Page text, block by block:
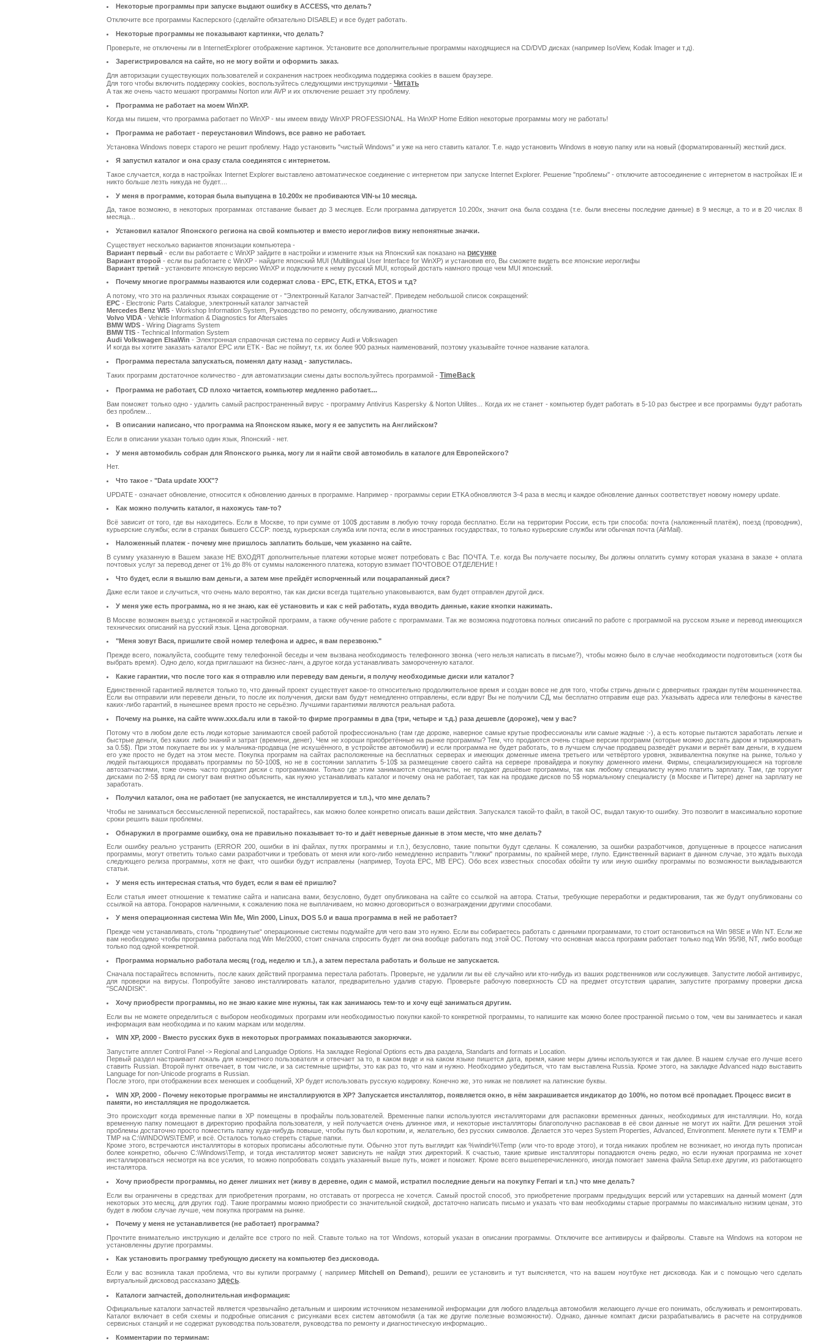
Некоторые программы при запуске выдают ошибку в ACCESS, что делать?
Отключите все программы Касперского (сделайте обязательно DISABLE) и все будет работать.
Некоторые программы не показывают картинки, что делать?
Проверьте, не отключены ли в InternetExplorer отображение картинок. Установите все дополнительные программы находящиеся на CD/DVD дисках (например IsoView, Kodak Imager и т.д).
Зарегистрировался на сайте, но не могу войти и оформить заказ.
Для авторизации существующих пользователей и сохранения настроек необходима поддержка cookies в вашем браузере.
Для того чтобы включить поддержку cookies, воспользуйтесь следующими инструкциями - Читать
А так же очень часто мешают программы Norton или AVP и их отключение решает эту проблему.
Программа не работает на моем WinXP.
Когда мы пишем, что программа работает по WinXP - мы имеем ввиду WinXP PROFESSIONAL. На WinXP Home Edition некоторые программы могу не работать!
Программа не работает - переустановил Windows, все равно не работает.
Установка Windows поверх старого не решит проблему. Надо установить "чистый Windows" и уже на него ставить каталог. Т.е. надо установить Windows в новую папку или на новый (форматированный) жесткий диск.
Я запустил каталог и она сразу стала соединятся с интернетом.
Такое случается, когда в настройках Internet Explorer выставлено автоматическое соединение с интернетом при запуске Internet Explorer. Решение "проблемы" - отключите автосоединение с интернетом в настройках IE и
никто больше лезть никуда не будет....
У меня в программе, которая была выпущена в 10.200x не пробиваются VIN-ы 10 месяца.
Да, такое возможно, в некоторых программах отставание бывает до 3 месяцев. Если программа датируется 10.200x, значит она была создана (т.е. были внесены последние данные) в 9 месяце, а то и в 20 числах 8
месяца...
Установил каталог Японского региона на свой компьютер и вместо иероглифов вижу непонятные значки.
Существует несколько вариантов японизации компьютера -
Вариант первый - если вы работаете с WinXP зайдите в настройки и измените язык на Японский как показано на рисунке
Вариант второй - если вы работаете с WinXP - найдите японский MUI (Multilingual User Interface for WinXP) и установив его, Вы сможете видеть все японские иероглифы
Вариант третий - установите японскую версию WinXP и подключите к нему русский MUI, который достать намного проще чем MUI японский.
Почему многие программы назваются или содержат слова - EPC, ETK, ETKA, ETOS и т.д?
А потому, что это на различных языках сокращение от - "Электронный Каталог Запчастей". Приведем небольшой список сокращений:
EPC - Electronic Parts Catalogue, электронный каталог запчастей
Mercedes Benz WIS - Workshop Information System, Руководство по ремонту, обслуживанию, диагностике
Volvo VIDA - Vehicle Information & Diagnostics for Aftersales
BMW WDS - Wiring Diagrams System
BMW TIS - Technical Information System
Audi Volkswagen ElsaWin - Электронная справочная система по сервису Audi и Volkswagen
И когда вы хотите заказать каталог EPC или ETK - Вас не поймут, т.к. их более 900 разных наименований, поэтому указывайте точное название каталога.
Программа перестала запускаться, поменял дату назад - запустилась.
Таких программ достаточное количество - для автоматизации смены даты воспользуйтесь программой - TimeBack
Программа не работает, CD плохо читается, компьютер медленно работает....
Вам поможет только одно - удалить самый распространенный вирус - программу Antivirus Kaspersky & Norton Utilites... Когда их не станет - компьютер будет работать в 5-10 раз быстрее и все программы будут работать
без проблем...
В описании написано, что программа на Японском языке, могу я ее запустить на Английском?
Если в описании указан только один язык, Японский - нет.
У меня автомобиль собран для Японского рынка, могу ли я найти свой автомобиль в каталоге для Европейского?
Нет.
Что такое - "Data update XXX"?
UPDATE - означает обновление, относится к обновлению данных в программе. Например - программы серии ETKA обновляются 3-4 раза в месяц и каждое обновление данных соответствует новому номеру update.
Как можно получить каталог, я нахожусь там-то?
Всё зависит от того, где вы находитесь. Если в Москве, то при сумме от 100$ доставим в любую точку города бесплатно. Если на территории России, есть три способа: почта (наложенный платёж), поезд (проводник),
курьерские службы; если в странах бывшего СССР: поезд, курьерская служба или почта; если в иностранных государствах, то только курьерские службы или обычная почта (AirMail).
Наложенный платеж - почему мне пришлось заплатить больше, чем указанно на сайте.
В сумму указанную в Вашем заказе НЕ ВХОДЯТ дополнительные платежи которые может потребовать с Вас ПОЧТА. Т.е. когда Вы получаете посылку, Вы должны оплатить сумму которая указана в заказе + оплата
почтовых услуг за перевод денег от 1% до 8% от суммы наложенного платежа, которую взимает ПОЧТОВОЕ ОТДЕЛЕНИЕ !
Что будет, если я вышлю вам деньги, а затем мне прейдёт испорченный или поцарапанный диск?
Даже если такое и случиться, что очень мало вероятно, так как диски всегда тщательно упаковываются, вам будет отправлен другой диск.
У меня уже есть программа, но я не знаю, как её установить и как с ней работать, куда вводить данные, какие кнопки нажимать.
В Москве возможен выезд с установкой и настройкой программ, а также обучение работе с программами. Так же возможна подготовка полных описаний по работе с программой на русском языке и перевод имеющихся
технических описаний на русский язык. Цена договорная.
"Меня зовут Вася, пришлите свой номер телефона и адрес, я вам перезвоню."
Прежде всего, пожалуйста, сообщите тему телефонной беседы и чем вызвана необходимость телефонного звонка (чего нельзя написать в письме?), чтобы можно было в случае необходимости подготовиться (хотя бы
выбрать время). Одно дело, когда приглашают на бизнес-ланч, а другое когда устанавливать замороченную каталог.
Какие гарантии, что после того как я отправлю или переведу вам деньги, я получу необходимые диски или каталог?
Единственной гарантией является только то, что данный проект существует какое-то относительно продолжительное время и создан вовсе не для того, чтобы стричь деньги с доверчивых граждан путём мошенничества.
Если вы отправили или перевели деньги, то после их получения, диски вам будут немедленно отправлены, если вдруг Вы не получили СД, мы бесплатно отправим еще раз. Указывать адреса или телефоны в качестве
каких-либо гарантий, в нынешнее время просто не серьёзно. Лучшими гарантиями являются реальная работа.
Почему на рынке, на сайте www.xxx.da.ru или в такой-то фирме программы в два (три, четыре и т.д.) раза дешевле (дороже), чем у вас?
Потому что в любом деле есть люди которые занимаются своей работой профессионально (там где дороже, наверное самые крутые профессионалы или самые жадные :-), а есть которые пытаются заработать легкие и
быстрые деньги, без каких либо знаний и затрат (времени, денег). Чем не хороши приобретённые на рынке программы? Тем, что продаются очень старые версии программ (которые можно достать даром и тиражировать
за 0.5$). При этом покупаете вы их у мальчика-продавца (не искушённого, в устройстве автомобиля) и если программа не будет работать, то в лучшем случае продавец разведёт руками и вернёт вам деньги, в худшем
его уже просто не будет на этом месте. Покупка программ на сайтах расположенные на бесплатных серверах и имеющих доменные имена третьего или четвёртого уровня, эквивалентна покупке на рынке, только у
людей пытающихся продавать программы по 50-100$, но не в состоянии заплатить 5-10$ за размещение своего сайта на сервере провайдера и покупку доменного имени. Фирмы, специализирующиеся на торговле
автозапчастями, тоже очень часто продают диски с программами. Только где этим занимаются специалисты, не продают дешёвые программы, так как любому специалисту нужно платить зарплату. Там, где торгуют
дисками по 2-5$ вряд ли смогут вам внятно объяснить, как нужно устанавливать каталог и почему она не работает, так как на продаже дисков по 5$ нормальному специалисту (в Москве и Питере) денег на зарплату не
заработать.
Получил каталог, она не работает (не запускается, не инсталлируется и т.п.), что мне делать?
Чтобы не заниматься бессмысленной перепиской, постарайтесь, как можно более конкретно описать ваши действия. Запускался такой-то файл, в такой ОС, выдал такую-то ошибку. Это позволит в максимально короткие
сроки решить ваши проблемы.
Обнаружил в программе ошибку, она не правильно показывает то-то и даёт неверные данные в этом месте, что мне делать?
Если ошибку реально устранить (ERROR 200, ошибки в ini файлах, путях программы и т.п.), безусловно, такие попытки будут сделаны. К сожалению, за ошибки разработчиков, допущенные в процессе написания
программы, могут ответить только сами разработчики и требовать от меня или кого-либо немедленно исправить "глюки" программы, по крайней мере, глупо. Единственный вариант в данном случае, это ждать выхода
следующего релиза программы, хотя не факт, что ошибки будут исправлены (например, Toyota EPC, MB EPC). Обо всех известных способах обойти ту или иную ошибку программы по возможности выкладываются
статьи.
У меня есть интересная статья, что будет, если я вам её пришлю?
Если статья имеет отношение к тематике сайта и написана вами, безусловно, будет опубликована на сайте со ссылкой на автора. Статьи, требующие переработки и редактирования, так же будут опубликованы со
ссылкой на автора. Гонораров наличными, к сожалению пока не выплачиваем, но можно договориться о вознаграждении другими способами.
У меня операционная система Win Me, Win 2000, Linux, DOS 5.0 и ваша программа в ней не работает?
Прежде чем устанавливать, столь “продвинутые“ операционные системы подумайте для чего вам это нужно. Если вы собираетесь работать с данными программами, то стоит остановиться на Win 98SE и Win NT. Если же
вам необходимо чтобы программа работала под Win Me/2000, стоит сначала спросить будет ли она вообще работать под этой ОС. Потому что основная масса программ работает только под Win 95/98, NT, либо вообще
только под одной конкретной.
Программа нормально работала месяц (год, неделю и т.п.), а затем перестала работать и больше не запускается.
Сначала постарайтесь вспомнить, после каких действий программа перестала работать. Проверьте, не удалили ли вы её случайно или кто-нибудь из ваших родственников или сослуживцев. Запустите любой антивирус,
для проверки на вирусы. Попробуйте заново инсталлировать каталог, предварительно удалив старую. Проверьте рабочую поверхность CD на предмет отсутствия царапин, запустите программу проверки диска
"SCANDISK".
Хочу приобрести программы, но не знаю какие мне нужны, так как занимаюсь тем-то и хочу ещё заниматься другим.
Если вы не можете определиться с выбором необходимых программ или необходимостью покупки какой-то конкретной программы, то напишите как можно более пространной письмо о том, чем вы занимаетесь и какая
информация вам необходима и по каким маркам или моделям.
WIN XP, 2000 - Вместо русских букв в некоторых программах показываются закорючки.
Запустите апплет Control Panel -> Regional and Languadge Options. На закладке Regional Options есть два раздела, Standarts and formats и Location.
Первый раздел настраивает локаль для конкретного пользователя и отвечает за то, в каком виде и на каком языке пишется дата, время, какие меры длины используются и так далее. В нашем случае его лучше всего
ставить Russian. Второй пункт отвечает, в том числе, и за системные шрифты, это как раз то, что нам и нужно. Необходимо убедиться, что там выставлена Russia. Кроме этого, на закладке Advanced надо выставить
Language for non-Unicode programs в Russian.
После этого, при отображении всех менюшек и сообщений, XP будет использовать русскую кодировку. Конечно же, это никак не повлияет на латинские буквы.
WIN XP, 2000 - Почему некоторые программы не инсталлируются в XP? Запускается инсталлятор, появляется окно, в нём закрашивается индикатор до 100%, но потом всё пропадает. Процесс висит в
памяти, но инсталляция не продолжается.
Это происходит когда временные папки в XP помещены в профайлы пользователей. Временные папки используются инсталляторами для распаковки временных данных, необходимых для инсталляции. Но, когда
временную папку помещают в директорию профайла пользователя, у ней получается очень длинное имя, и некоторые инсталляторы благополучно распаковав в её свои данные не могут их найти. Для решения этой
проблемы достаточно просто поместить папку куда-нибудь повыше, чтобы путь был коротким, и, желательно, без русских символов. Делается это через System Properties, Advanced, Environment. Меняете пути к TEMP и
TMP на C:\WINDOWS\TEMP, и всё. Осталось только стереть старые папки.
Кроме этого, встречаются инсталляторы в которых прописаны абсолютные пути. Обычно этот путь выглядит как %windir%\Temp (или что-то вроде этого), и тогда никаких проблем не возникает, но иногда путь прописан
более конкретно, обычно C:\Windows\Temp, и тогда инсталлятор может зависнуть не найдя этих директорий. К счастью, такие кривые инсталляторы попадаются очень редко, но если нужная программа не хочет
инсталлироваться несмотря на все усилия, то можно попробовать создать указанный выше путь, может и поможет. Кроме всего вышеперечисленного, иногда помогает замена файла Setup.exe другим, из работающего
инсталятора.
Хочу приобрести программы, но денег лишних нет (живу в деревне, один с мамой, истратил последние деньги на покупку Ferrari и т.п.) что мне делать?
Если вы ограничены в средствах для приобретения программ, но отставать от прогресса не хочется. Самый простой способ, это приобретение программ предыдущих версий или устаревших на данный момент (для
некоторых это месяц, для других год). Такие программы можно приобрести со значительной скидкой, достаточно написать письмо и указать что вам необходимы старые программы по максимально низким ценам, это
будет в любом случае лучше, чем покупка программ на рынке.
Почему у меня не устанавливется (не работает) программа?
Прочтите внимательно инструкцию и делайте все строго по ней. Ставьте только на тот Windows, который указан в описании программы. Отключите все антивирусы и файрволы. Ставьте на Windows на котором не
установленны другие программы.
Как установить программу требующую дискету на компьютер без дисковода.
Если у вас возникла такая проблема, что вы купили программу ( например Mitchell on Demand), решили ее установить и тут выясняется, что на вашем ноутбуке нет дисковода. Как и с помощью чего сделать
виртуальный дисковод рассказано здесь
Каталоги запчастей, дополнительная информация:
Официальные каталоги запчастей является чрезвычайно детальным и широким источником незаменимой информации для любого владельца автомобиля желающего лучше его понимать, обслуживать и ремонтировать.
Каталог включает в себя схемы и подробные описания с рисунками всех систем автомобиля (а так же другие полезные возможности). Однако, данные компакт диски разрабатывались в расчете на сотрудников
сервисных станций и не содержат руководства пользователя, руководства по ремонту и диагностическую информацию..
Комментарии по терминам: